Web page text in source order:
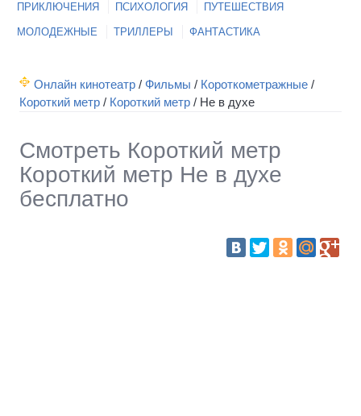
ПРИКЛЮЧЕНИЯ ПСИХОЛОГИЯ ПУТЕШЕСТВИЯ
МОЛОДЕЖНЫЕ ТРИЛЛЕРЫ ФАНТАСТИКА
Онлайн кинотеатр / Фильмы / Короткометражные /
Короткий метр / Короткий метр / Не в духе
Смотреть Короткий метр
Короткий метр Не в духе
бесплатно